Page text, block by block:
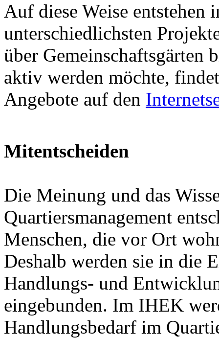
Auf diese Weise entstehen
unterschiedlichsten
über Gemeinschaftsgärten
aktiv werden möchte,
Angebote auf den
Mitentscheiden
Die Meinung und das
Quartiersmanagement
Menschen, die vor Ort
Deshalb werden sie in die
Handlungs- und
eingebunden. Im IHEK
Handlungsbedarf im